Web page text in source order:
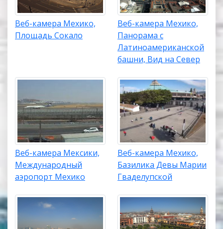
Веб-камера Мехико,
Площадь Сокало
Веб-камера Мехико,
Панорама с
Латиноамериканской
башни, Вид на Север
Веб-камера Мексики,
Международный
аэропорт Мехико
Веб-камера Мехико,
Базилика Девы Марии
Гваделупской